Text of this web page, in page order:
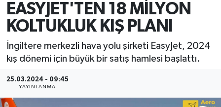
EASYJET'TEN 18 MİLYON
KOLTUKLUK KIŞ PLANI
İngiltere merkezli hava yolu şirketi EasyJet, 2024
kış dönemi için büyük bir satış hamlesi başlattı.
25.03.2024 - 09:45
YAYINLANMA